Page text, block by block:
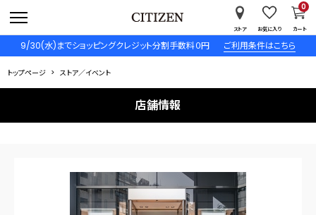
9/30(水)までショッピングクレジット分割手数料０円 ご利用条件はこちら
ストア お気に入り カート
0
トップページ ストア／イベント
店舗情報